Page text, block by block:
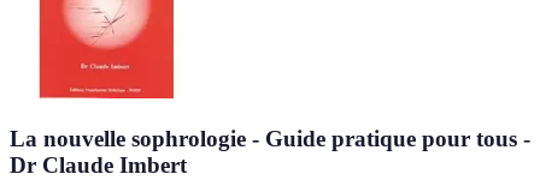
La nouvelle sophrologie - Guide pratique pour tous -
Dr Claude Imbert